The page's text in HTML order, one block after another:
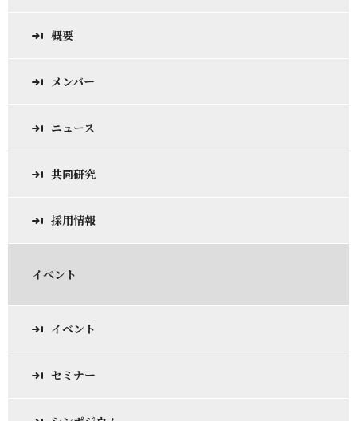
概要
メンバー
ニュース
共同研究
採用情報
イベント
イベント
セミナー